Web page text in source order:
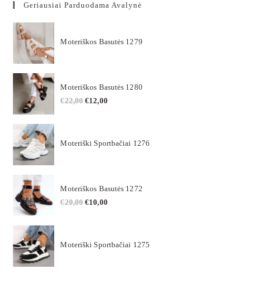
Geriausiai Parduodama Avalynė
Moteriškos Basutės 1279
Moteriškos Basutės 1280
€22,00 €12,00
Moteriški Sportbačiai 1276
Moteriškos Basutės 1272
€20,00 €10,00
Moteriški Sportbačiai 1275